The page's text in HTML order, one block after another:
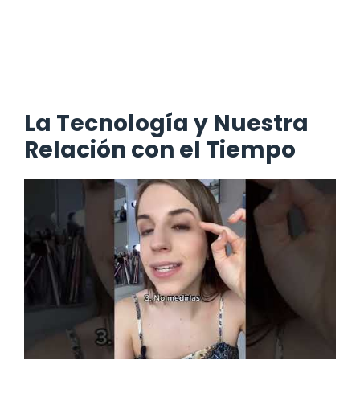
La Tecnología y Nuestra
Relación con el Tiempo